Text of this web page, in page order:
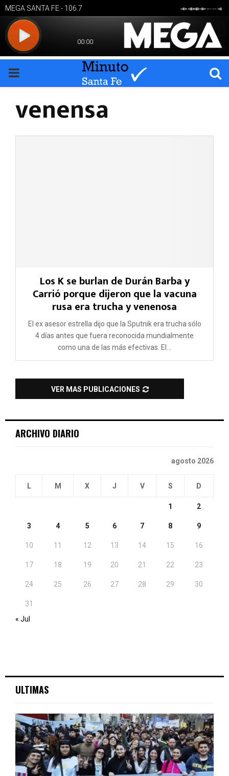
PRIMARY
venensa
Los K se burlan de Durán Barba y
Carrió porque dijeron que la vacuna
rusa era trucha y venenosa
El ex asesor estrella dijo que la Sputnik era trucha sólo
4 días antes que fuera reconocida mundialmente
como una de las más efectivas. El...
VER MAS PUBLICACIONES
ARCHIVO DIARIO
agosto 2026
L M X J V S D
1 2
3 4 5 6 7 8 9
10 11 12 13 14 15 16
17 18 19 20 21 22 23
24 25 26 27 28 29 30
31
« Jul
ULTIMAS